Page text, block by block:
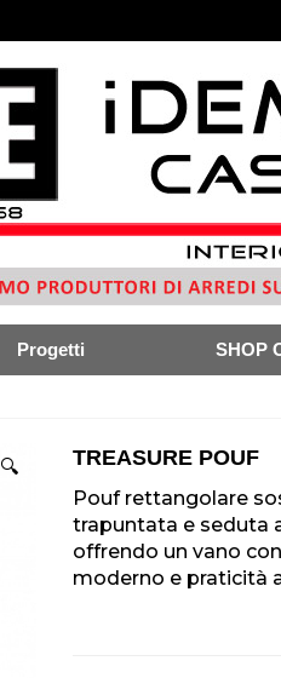
Progetti SHOP
🔍 TREASURE POUF
Pouf rettangolare
trapuntata e seduta
offrendo un vano
moderno e praticità